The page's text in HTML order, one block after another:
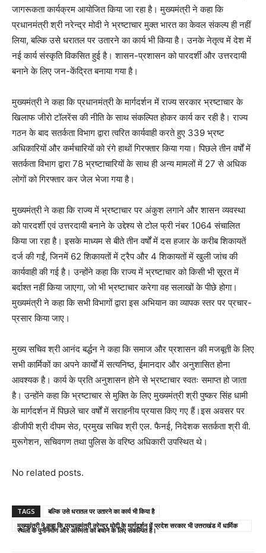
जागरूकता कार्यक्रम आयोजित किया जा रहा है। मुख्यमंत्री ने कहा कि
प्रधानमंत्री श्री नरेन्द्र मोदी ने भ्रष्टाचार मुक्त भारत का केवल संकल्प ही नहीं
लिया, बल्कि उसे धरातल पर उतारने का कार्य भी किया है। उनके नेतृत्व में देश में
नई कार्य संस्कृति विकसित हुई है। शासन-प्रशासन को पारदर्शी और उत्तरदायी
बनाने के लिए जन-केंद्रित बनाया गया है।
मुख्यमंत्री ने कहा कि प्रधानमंत्री के मार्गदर्शन में राज्य सरकार भ्रष्टाचार के
खिलाफ जीरो टॉलरेंस की नीति के साथ संकल्पित होकर कार्य कर रही है। राज्य
गठन के बाद सतर्कता विभाग द्वारा त्वरित कार्यवाही करते हुए 339 भ्रष्ट
अधिकारियों और कर्मचारियों को रंगे हाथों गिरफ्तार किया गया। पिछले तीन वर्षों में
सतर्कता विभाग द्वारा 78 भ्रष्टाचारियों के साथ ही अन्य मामलों में 27 से अधिक
लोगों को गिरफ्तार कर जेल भेजा गया है।
मुख्यमंत्री ने कहा कि राज्य में भ्रष्टाचार पर अंकुश लगाने और शासन व्यवस्था
को पारदर्शी एवं उत्तरदायी बनाने के उद्देश्य से टोल फ्री नंबर 1064 संचालित
किया जा रहा है। इसके माध्यम से बीते तीन वर्षों में दस हजार के करीब शिकायतें
दर्ज की गईं, जिनमें 62 शिकायतों में ट्रैप और 4 शिकायतों में खुली जांच की
कार्यवाही की गई है। उन्होंने कहा कि राज्य में भ्रष्टाचार को किसी भी सूरत में
बर्दाश्त नहीं किया जाएगा, जो भी भ्रष्टाचार करेगा वह सलाखों के पीछे होगा।
मुख्यमंत्री ने कहा कि सभी विभागों द्वारा इस अभियान का व्यापक स्तर पर प्रचार-
प्रसार किया जाए।
मुख्य सचिव श्री आनंद बर्द्धन ने कहा कि समाज और प्रशासन की मजबूती के लिए
सभी कार्मिकों का अपने कार्यों में सत्यनिष्ठ, ईमानदार और अनुशासित होना
आवश्यक है। कार्य के प्रति अनुशासन होने से भ्रष्टाचार स्वतः समाप्त हो जाता
है। उन्होंने कहा कि भ्रष्टाचार से मुक्ति के लिए मुख्यमंत्री श्री पुष्कर सिंह धामी
के मार्गदर्शन में पिछले चार वर्षों में सराहनीय प्रयास किए गए हैं।इस अवसर पर
डीजीपी श्री दीपम सेठ, प्रमुख सचिव श्री एल. फैनई, निदेशक सतर्कता श्री वी.
मुरूगेशन, सचिवगण तथा पुलिस के वरिष्ठ अधिकारी उपस्थित थे।
No related posts.
TAGS
बल्कि उसे धरातल पर उतारने का कार्य भी किया है
मुख्यमंत्री ने कहा कि प्रधानमंत्री नरेन्द्र मोदी के मार्गदर्शन में प्रदेश सरकार भी उत्तराखंड में धार्मिक
स्थलों के पुर्ननिर्माण और अस्मिता को बचाने के लिए संकल्पित है।